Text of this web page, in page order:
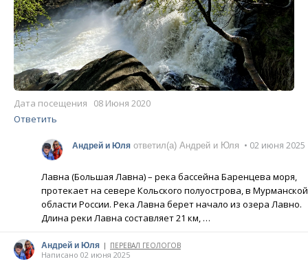
Дата посещения 08 Июня 2020
Ответить
Андрей и Юля ответил(а) Андрей и Юля • 02 июня 2025
Лавна (Большая Лавна) – река бассейна Баренцева моря,
протекает на севере Кольского полуострова, в Мурманской
области России. Река Лавна берет начало из озера Лавно.
Длина реки Лавна составляет 21 км, …
Андрей и Юля ПЕРЕВАЛ ГЕОЛОГОВ
Написано 02 июня 2025